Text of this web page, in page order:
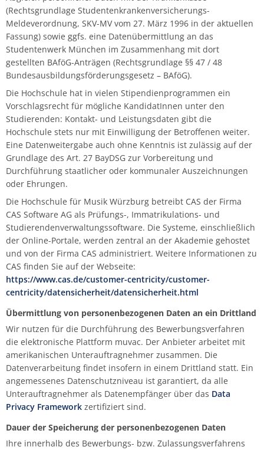
(Rechtsgrundlage Studentenkrankenversicherungs-
Meldeverordnung, SKV-MV vom 27. März 1996 in der aktuellen
Fassung) sowie ggfs. eine Datenübermittlung an das
Studentenwerk München im Zusammenhang mit dort
gestellten BAföG-Anträgen (Rechtsgrundlage §§ 47 / 48
Bundesausbildungsförderungsgesetz – BAföG).
Die Hochschule hat in vielen Stipendienprogrammen ein
Vorschlagsrecht für mögliche KandidatInnen unter den
Studierenden: Kontakt- und Leistungsdaten gibt die
Hochschule stets nur mit Einwilligung der Betroffenen weiter.
Eine Datenweitergabe auch ohne Kenntnis ist zulässig auf der
Grundlage des Art. 27 BayDSG zur Vorbereitung und
Durchführung staatlicher oder kommunaler Auszeichnungen
oder Ehrungen.
Die Hochschule für Musik Würzburg betreibt CAS der Firma
CAS Software AG als Prüfungs-, Immatrikulations- und
Studierendenverwaltungssoftware. Die Systeme, einschließlich
der Online-Portale, werden zentral an der Akademie gehostet
und von der Firma CAS administriert. Weitere Informationen zu
CAS finden Sie auf der Webseite:
https://www.cas.de/customer-centricity/customer-
centricity/datensicherheit/datensicherheit.html
Übermittlung von personenbezogenen Daten an ein Drittland
Wir nutzen für die Durchführung des Bewerbungsverfahren
die elektronische Plattform muvac. Der Anbieter arbeitet mit
amerikanischen Unterauftragnehmer zusammen. Die
Datenverarbeitung findet insofern in einem Drittland statt. Ein
angemessenes Datenschutzniveau ist garantiert, da alle
Unterauftragnehmer als Datenempfänger über das Data
Privacy Framework zertifiziert sind.
Dauer der Speicherung der personenbezogenen Daten
Ihre innerhalb des Bewerbungs- bzw. Zulassungsverfahrens